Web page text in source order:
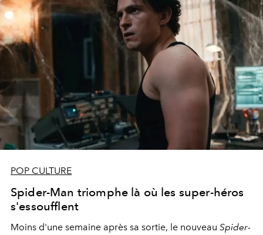
POP CULTURE
Spider-Man triomphe là où les super-héros
s'essoufflent
Moins d'une semaine après sa sortie, le nouveau Spider-